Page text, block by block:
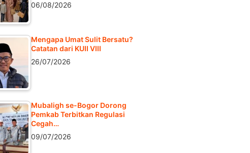
06/08/2026
Mengapa Umat Sulit Bersatu?
Catatan dari KUII VIII
26/07/2026
Mubaligh se-Bogor Dorong
Pemkab Terbitkan Regulasi
Cegah…
09/07/2026